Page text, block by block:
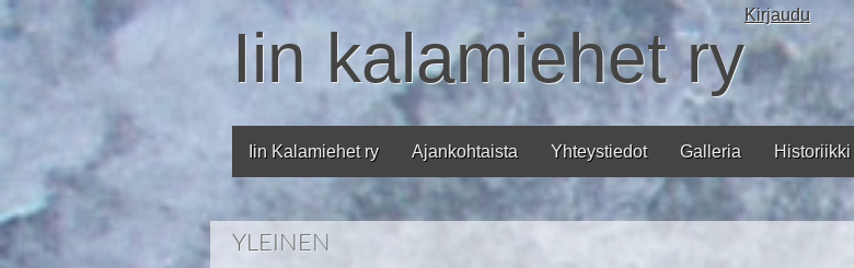
Iin kalamiehet ry
Main menu
Iin Kalamiehet ry Ajankohtaista Yhteystiedot Galleria Historiikki
Kirjaudu
YLEINEN